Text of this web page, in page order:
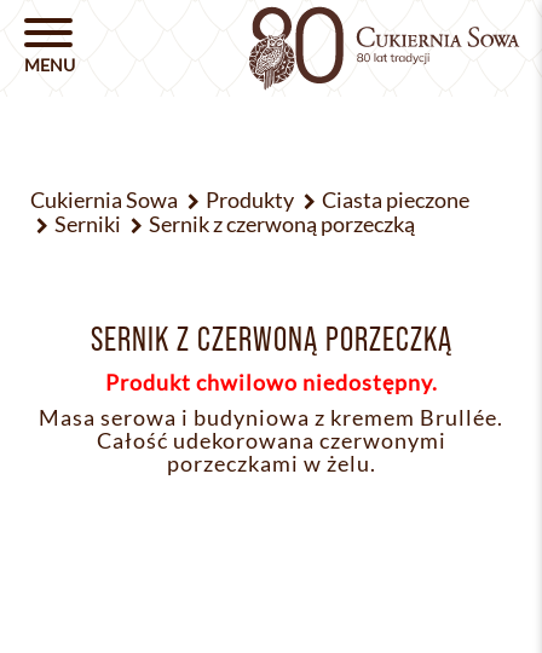
Cukiernia Sowa Produkty
Ciasta pieczone
Serniki
Sernik z czerwoną porzeczką
SERNIK Z CZERWONĄ PORZECZKĄ
Produkt chwilowo niedostępny.
Masa serowa i budyniowa z kremem Brullée.
Całość udekorowana czerwonymi
porzeczkami w żelu.